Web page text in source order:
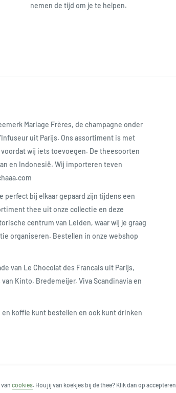
nemen de tijd om je te helpen.
Mariage Frères, de champagne onder
uit Parijs. Ons assortiment is met
wij iets toevoegen. De theesoorten
en Indonesië. Wij importeren teven
perfect bij elkaar gepaard zijn tijdens een
thee uit onze collectie en deze
centrum van Leiden, waar wij je graag
organiseren. Bestellen in onze webshop
van Le Chocolat des Francais uit Parijs,
Kinto, Bredemeijer, Viva Scandinavia en
en koffie kunt bestellen en ook kunt drinken
cookies . Hou jij van koekjes bij de thee? Klik dan op accepteren